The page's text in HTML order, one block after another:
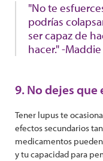
"No te
podrías
ser capaz de
hacer." -
9. No dejes que
Tener lupus te
efectos secundarios
medicamentos
y tu capacidad para